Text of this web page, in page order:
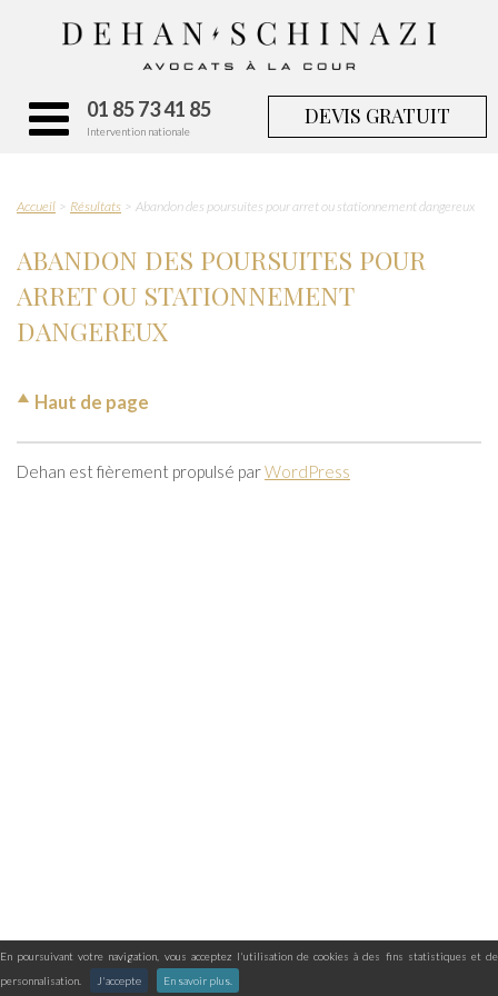
En poursuivant votre navigation, vous acceptez l'utilisation de cookies à des fins statistiques et de
personnalisation.
J'accepte En savoir plus.
01 85 73 41 85
Intervention nationale
DEVIS GRATUIT
Accueil Résultats Abandon des poursuites pour arret ou stationnement dangereux
ABANDON DES POURSUITES POUR
ARRET OU STATIONNEMENT
DANGEREUX
Haut de page
Dehan est fièrement propulsé parWordPress